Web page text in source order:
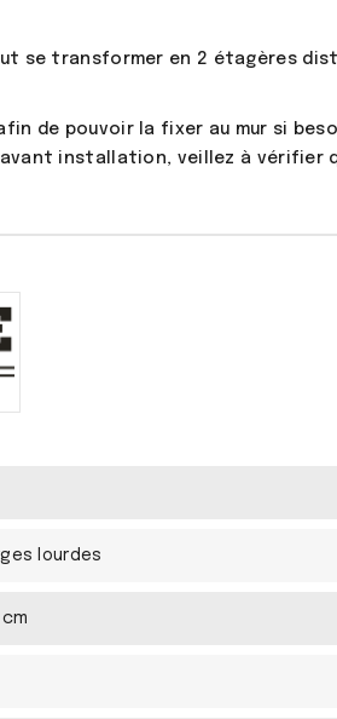
se transformer en 2 étagères
de pouvoir la fixer au mur si
installation, veillez à vérifier
lourdes